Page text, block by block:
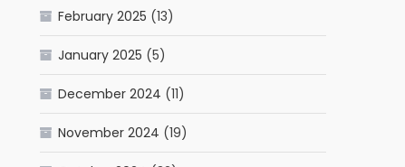
February 2025 (13)
January 2025 (5)
December 2024 (11)
November 2024 (19)